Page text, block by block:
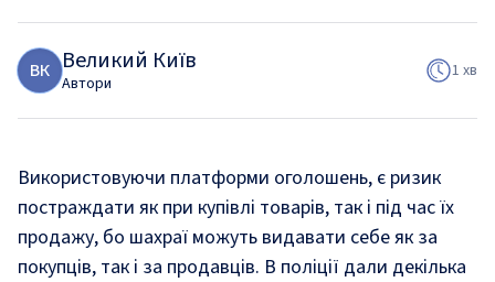
ВК Великий Київ
Автори
1 хв
Використовуючи платформи оголошень, є ризик
постраждати як при купівлі товарів, так і під час їх
продажу, бо шахраї можуть видавати себе як за
покупців, так і за продавців. В поліції дали декілька